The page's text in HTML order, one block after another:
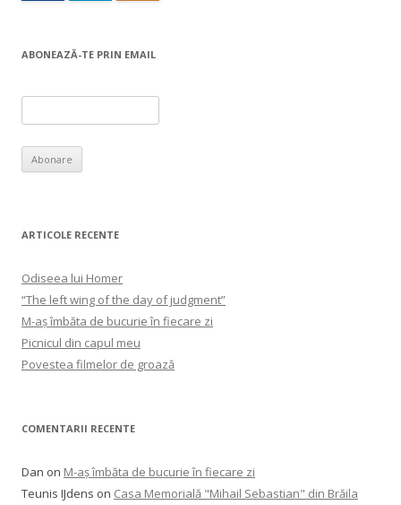
ABONEAZĂ-TE PRIN EMAIL
ARTICOLE RECENTE
Odiseea lui Homer
“The left wing of the day of judgment”
M-aș îmbăta de bucurie în fiecare zi
Picnicul din capul meu
Povestea filmelor de groază
COMENTARII RECENTE
Dan on M-aș îmbăta de bucurie în fiecare zi
Teunis IJdens on Casa Memorială "Mihail Sebastian" din Brăila